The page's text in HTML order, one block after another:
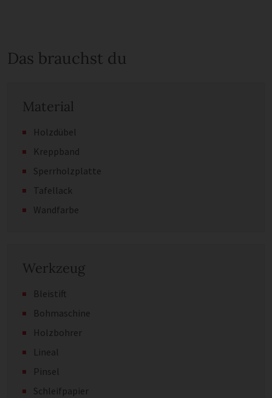
Das brauchst du
Material
Holzdübel
Kreppband
Sperrholzplatte
Tafellack
Wandfarbe
Werkzeug
Bleistift
Bohmaschine
Holzbohrer
Lineal
Pinsel
Schleifpapier